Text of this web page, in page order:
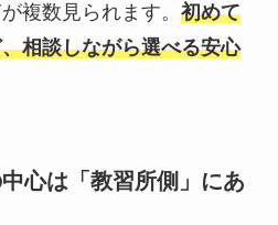
複数見られます。 初めて
相談しながら選べる安心
心は「教習所側」にあ